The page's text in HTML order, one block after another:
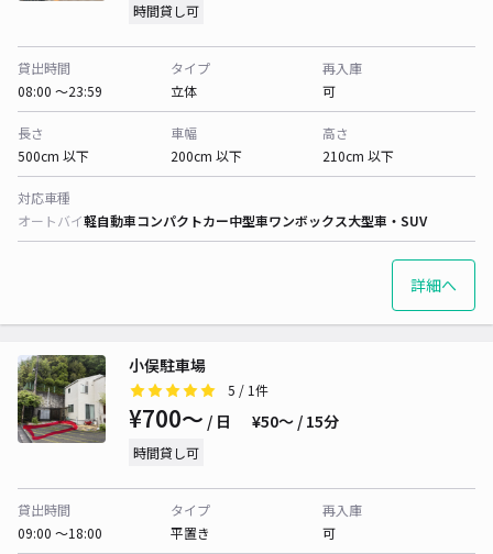
時間貸し可
貸出時間
08:00 〜23:59
タイプ
立体
再入庫
可
長さ
500cm 以下
車幅
200cm 以下
高さ
210cm 以下
対応車種
オートバイ軽自動車コンパクトカー中型車ワンボックス大型車・SUV
詳細へ
小俣駐車場
5 / 1件
¥700〜 / 日 ¥50〜 / 15分
時間貸し可
貸出時間
09:00 〜18:00
タイプ
平置き
再入庫
可